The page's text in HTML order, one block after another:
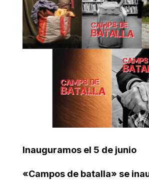
Inauguramos el 5 de junio
«Campos de batalla» se